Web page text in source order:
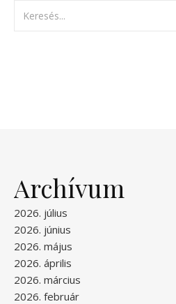
Archívum
2026. július
2026. június
2026. május
2026. április
2026. március
2026. február